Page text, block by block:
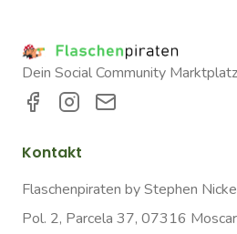
Dein Social Community
Kontakt
Flaschenpiraten by Stephen
Pol. 2, Parcela 37, 07316